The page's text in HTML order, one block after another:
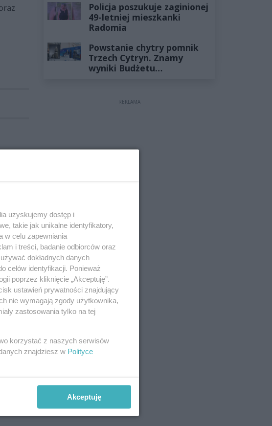
Policja poszukuje zaginionej
49-letniej mieszkanki
Radomia
Powstanie chytry pomnik
Trzech Cytryn. Znamy
wyniki Budżetu
REKLAMA
uzyskujemy dostęp i
takie jak unikalne identyfikatory,
w celu zapewniania
i treści, badanie odbiorców oraz
dokładnych danych
celów identyfikacji. Ponieważ
poprzez kliknięcie „Akceptuję”.
ustawień prywatności znajdujący
nie wymagają zgody użytkownika,
zastosowania tylko na tej
korzystać z naszych serwisów
znajdziesz w Polityce
Akceptuję